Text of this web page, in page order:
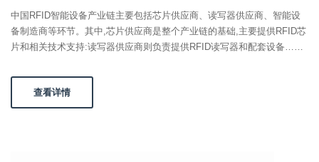
中国RFID智能设备产业链主要包括芯片供应商、读写器供应商、智能设
备制造商等环节。其中,芯片供应商是整个产业链的基础,主要提供RFID芯
片和相关技术支持:读写器供应商则负责提供RFID读写器和配套设备……
查看详情